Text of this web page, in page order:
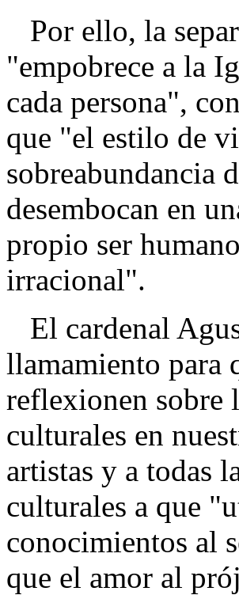
Por ello, la
"empobrece a la
cada persona",
que "el estilo de
sobreabundancia
desembocan en
propio ser
irracional".
El cardenal
llamamiento para
reflexionen sobre
culturales en
artistas y a todas
culturales a que
conocimientos al
que el amor al